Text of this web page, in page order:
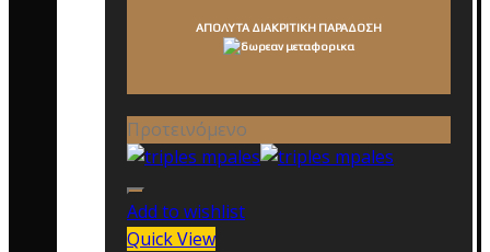
ΑΠΟΛΥΤΑ ΔΙΑΚΡΙΤΙΚΗ ΠΑΡΑΔΟΣΗ
Προτεινόμενο
Add to wishlist
Quick View